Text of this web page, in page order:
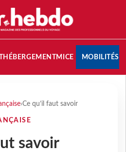
HÉBERGEMENTMICE MOBILITÉS
›Ce qu’il faut savoir
savoir